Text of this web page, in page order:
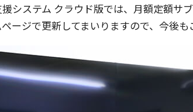
システム クラウド版では、月額定額サ
ージで更新してまいりますので、今後も